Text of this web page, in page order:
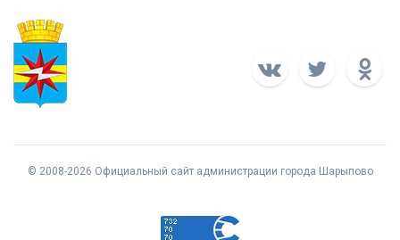
© 2008-2026 Официальный сайт администрации города Шарыпово